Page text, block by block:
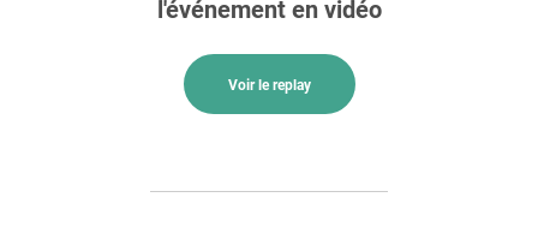
l'événement en vidéo
Voir le replay